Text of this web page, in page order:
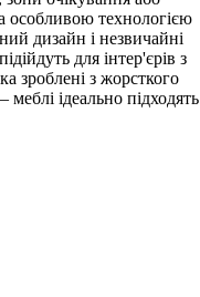
особливою технологією
дизайн і незвичайні
для інтер'єрів з
зроблені з жорсткого
ідеально підходять